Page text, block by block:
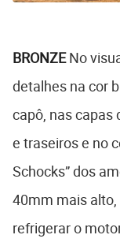
BRONZENo
detalhes na cor
capô, nas capas
e traseiros e no
Schocks” dos
40mm mais
refrigerar o